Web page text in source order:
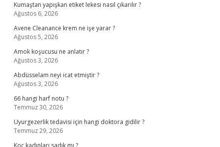
Kumaştan yapışkan etiket lekesi nasıl çıkarılır ?
Ağustos 6, 2026
Avene Cleanance krem ne işe yarar ?
Ağustos 5, 2026
Amok koşucusu ne anlatır ?
Ağustos 3, 2026
Abdüsselam neyi icat etmiştir ?
Ağustos 3, 2026
66 hangi harf notu ?
Temmuz 30, 2026
Uyurgezerlik tedavisi için hangi doktora gidilir ?
Temmuz 29, 2026
Koç kadınları sadık mı ?